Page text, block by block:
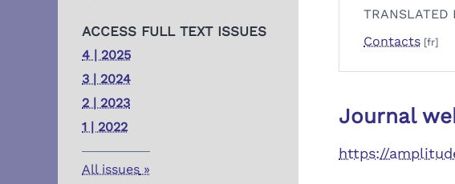
ACCESS FULL TEXT ISSUES
4 | 2025
3 | 2024
2 | 2023
1 | 2022
All issues
TRANSLATED
Contacts
Journal
https://